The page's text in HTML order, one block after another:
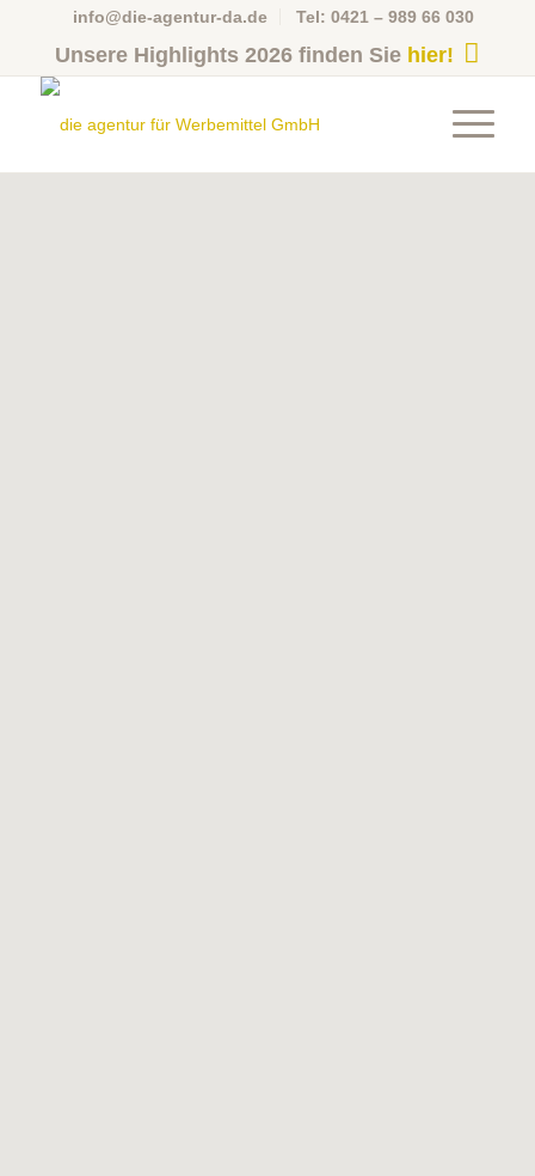
info@die-agentur-da.de Tel: 0421 – 989 66 030
Unsere Highlights 2026 finden Sie hier!